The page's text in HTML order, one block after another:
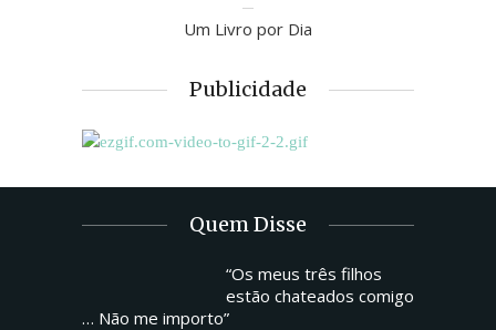
Um Livro por Dia
Publicidade
Quem Disse
“Os meus três filhos
estão chateados comigo
… Não me importo”